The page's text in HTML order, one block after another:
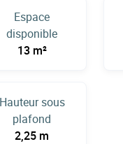
Espace
disponible
13 m²
Hauteur sous
plafond
2,25 m